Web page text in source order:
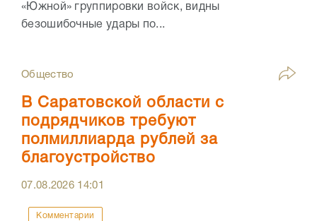
«Южной» группировки войск, видны
безошибочные удары по...
Общество
В Саратовской области с
подрядчиков требуют
полмиллиарда рублей за
благоустройство
07.08.2026 14:01
Комментарии